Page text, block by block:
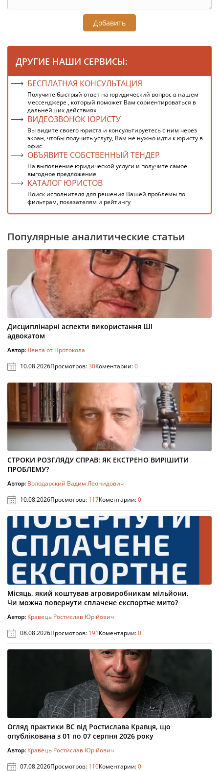
Добавить
ДРУГИЕ НАШИ СЕРВИСЫ:
БЕСПЛАТНАЯ КОНСУЛЬТАЦИЯ
Получите быстрый ответ на юридический вопрос в нашем
мессенджере , который поможет Вам сориентироваться в
дальнейших действиях
ВИДЕОЗВОНОК ЮРИСТУ
Вы видите своего юриста и консультируетесь с ним через
экран, чтобы получить услугу, Вам не нужно идти к юристу в
офис
ОБЪЯВИТЕ СОБСТВЕННЫЙ ТЕНДЕР
На выполнение юридической услуги и получите самое
выгодное предложение
КАТАЛОГ ЮРИСТОВ
Поиск исполнителя для решения Вашей проблемы по
фильтрам, показателям и рейтингу
Популярные аналитические статьи
Дисциплінарні аспекти використання ШІ
адвокатом
Автор:Лента от Протокола
10.08.2026Просмотров:30Коментарии:0
СТРОКИ РОЗГЛЯДУ СПРАВ: ЯК ЕКСТРЕНО ВИРІШИТИ
ПРОБЛЕМУ?
Автор: Володарский Вадим Леонидович
10.08.2026Просмотров: 117Коментарии:0
Місяць, який коштував агровиробникам мільйони.
Чи можна повернути сплачене експортне мито?
Автор: Кравець Ростислав Юрійович
08.08.2026Просмотров: 191Коментарии:0
Огляд практики ВС від Ростислава Кравця, що
опублікована з 01 по 07 серпня 2026 року
Автор: Кравець Ростислав Юрійович
07.08.2026Просмотров: 110Коментарии:0